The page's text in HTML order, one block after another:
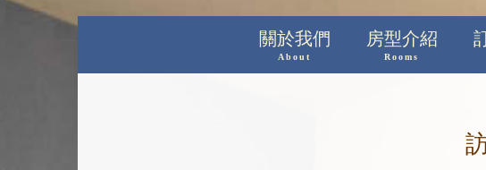
關於我們
About
房型介紹
Rooms